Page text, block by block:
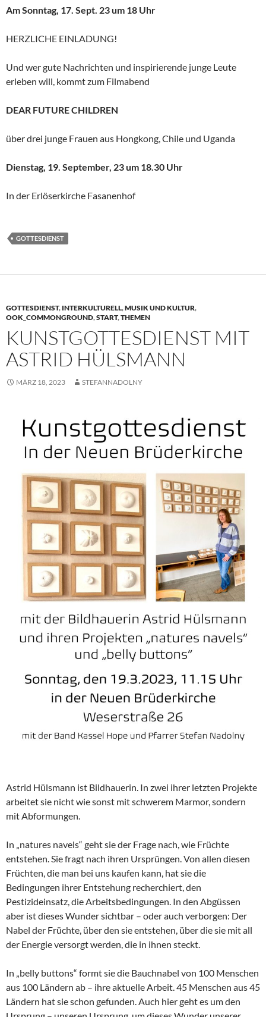
Am Sonntag, 17. Sept. 23 um 18 Uhr
HERZLICHE EINLADUNG!
Und wer gute Nachrichten und inspirierende junge Leute
erleben will, kommt zum Filmabend
DEAR FUTURE CHILDREN
über drei junge Frauen aus Hongkong, Chile und Uganda
Dienstag, 19. September, 23 um 18.30 Uhr
In der Erlöserkirche Fasanenhof
GOTTESDIENST
GOTTESDIENST, INTERKULTURELL,MUSIK UND KULTUR,
OOK_COMMONGROUND,START,THEMEN
KUNSTGOTTESDIENST MIT
ASTRID HÜLSMANN
MÄRZ 18, 2023 STEFANNADOLNY
Astrid Hülsmann ist Bildhauerin. In zwei ihrer letzten Projekte
arbeitet sie nicht wie sonst mit schwerem Marmor, sondern
mit Abformungen.
In „natures navels“ geht sie der Frage nach, wie Früchte
entstehen. Sie fragt nach ihren Ursprüngen. Von allen diesen
Früchten, die man bei uns kaufen kann, hat sie die
Bedingungen ihrer Entstehung recherchiert, den
Pestizideinsatz, die Arbeitsbedingungen. In den Abgüssen
aber ist dieses Wunder sichtbar – oder auch verborgen: Der
Nabel der Früchte, über den sie entstehen, über die sie mit all
der Energie versorgt werden, die in ihnen steckt.
In „belly buttons“ formt sie die Bauchnabel von 100 Menschen
aus 100 Ländern ab – ihre aktuelle Arbeit. 45 Menschen aus 45
Ländern hat sie schon gefunden. Auch hier geht es um den